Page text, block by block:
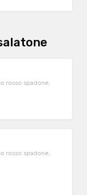
rosso spadone,
rosso spadone,